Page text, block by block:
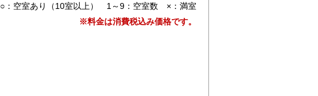
○：空室あり（10室以上） 1～9：空室数 ×：満室
※料金は消費税込み価格です。